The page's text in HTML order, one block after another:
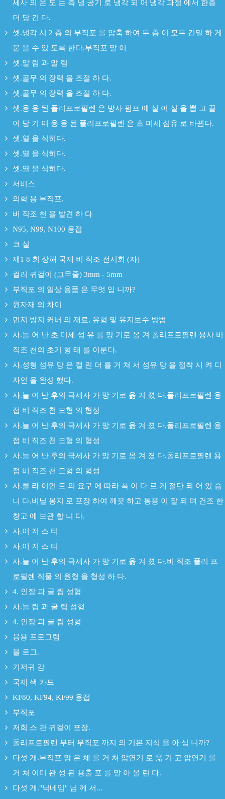
세사 의 온 도 는 측 냉 공기 로 냉각 되 어 냉각 과정 에서 한층
더 당 긴 다.
셋.냉각 시 2 층 의 부직포 를 압축 하여 두 층 이 모두 긴밀 하 게
붙 을 수 있 도록 한다.부직포 말 이
셋.말 림 과 말 림
셋.골무 의 장력 을 조절 하 다.
셋.골무 의 장력 을 조절 하 다.
셋.용 융 된 폴리프로필렌 은 방사 펌프 에 실 어 실 을 뽑 고 끌
어 당 기 며 용 융 된 폴리프로필렌 은 초 미세 섬유 로 바뀐다.
셋.열 을 식히다.
셋.열 을 식히다.
셋.열 을 식히다.
서비스
의학 용 부직포.
비 직조 천 을 발견 하 다
N95, N99, N100 용접
코 실
제1 8 회 상해 국제 비 직조 전시회 (자)
컬러 귀걸이 (고무줄) 3mm - 5mm
부직포 의 일상 용품 은 무엇 입 니까?
원자재 의 차이
먼지 방지 커버 의 재료, 유형 및 유지보수 방법
사.늘 어 난 초 미세 섬 유 를 망 기로 옮 겨 폴리프로필렌 융사 비
직조 천의 초기 형 태 를 이룬다.
사.성형 섬유 망 은 캘 린 더 를 거 쳐 서 섬유 망 을 접착 시 켜 디
자인 을 완성 했다.
사.늘 어 난 후의 극세사 가 망 기로 옮 겨 졌 다.폴리프로필렌 용
접 비 직조 천 모형 의 형성
사.늘 어 난 후의 극세사 가 망 기로 옮 겨 졌 다.폴리프로필렌 용
접 비 직조 천 모형 의 형성
사.늘 어 난 후의 극세사 가 망 기로 옮 겨 졌 다.폴리프로필렌 용
접 비 직조 천 모형 의 형성
사.클 라 이언 트 의 요구 에 따라 폭 이 다 르 게 절단 되 어 있 습
니 다.비닐 봉지 로 포장 하여 깨끗 하고 통풍 이 잘 되 며 건조 한
창고 에 보관 합 니 다.
사.어 저 스 터
사.어 저 스 터
사.늘 어 난 후의 극세사 가 망 기로 옮 겨 졌 다.비 직조 폴리 프
로필렌 직물 의 원형 을 형성 하 다.
4. 인장 과 굴 림 성형
사.늘 림 과 굴 림 성형
4. 인장 과 굴 림 성형
응용 프로그램
블 로그.
기저귀 감
국제 색 카드
KF80, KF94, KF99 용접
부직포
저희 스 판 귀걸이 포장.
폴리프로필렌 부터 부직포 까지 의 기본 지식 을 아 십 니까?
다섯 개.부직포 망 은 체 를 거 쳐 압연기 로 옮 기 고 압연기 를
거 쳐 이미 완 성 된 용출 포 를 말 아 올 린 다.
다섯 개."닉네임" 님 께 서...